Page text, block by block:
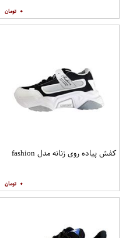
۰
کفش پیاده روی زنانه مدل fashion
۰